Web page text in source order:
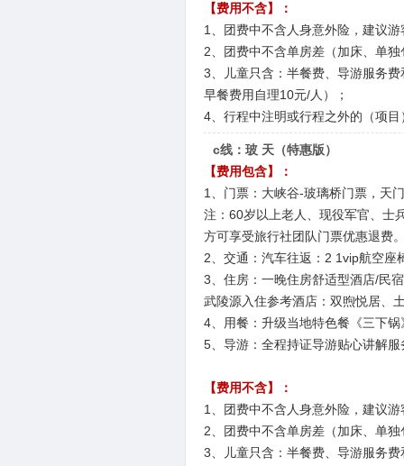
【费用不含】：
1、团费中不含人身意外险，建议
2、团费中不含单房差（加床、单
3、儿童只含：半餐费、导游服务
早餐费用自理10元/人）；
4、行程中注明或行程之外的（项
c线：玻 天（特惠版）
【费用包含】：
1、门票：大峡谷-玻璃桥门票，天
注：60岁以上老人、现役军官、士
方可享受旅行社团队门票优惠退费
2、交通：汽车往返：2 1vip航空座
3、住房：一晚住房舒适型酒店/民
武陵源入住参考酒店：双煦悦居、
4、用餐：升级当地特色餐《三下
5、导游：全程持证导游贴心讲解
【费用不含】：
1、团费中不含人身意外险，建议
2、团费中不含单房差（加床、单
3、儿童只含：半餐费、导游服务